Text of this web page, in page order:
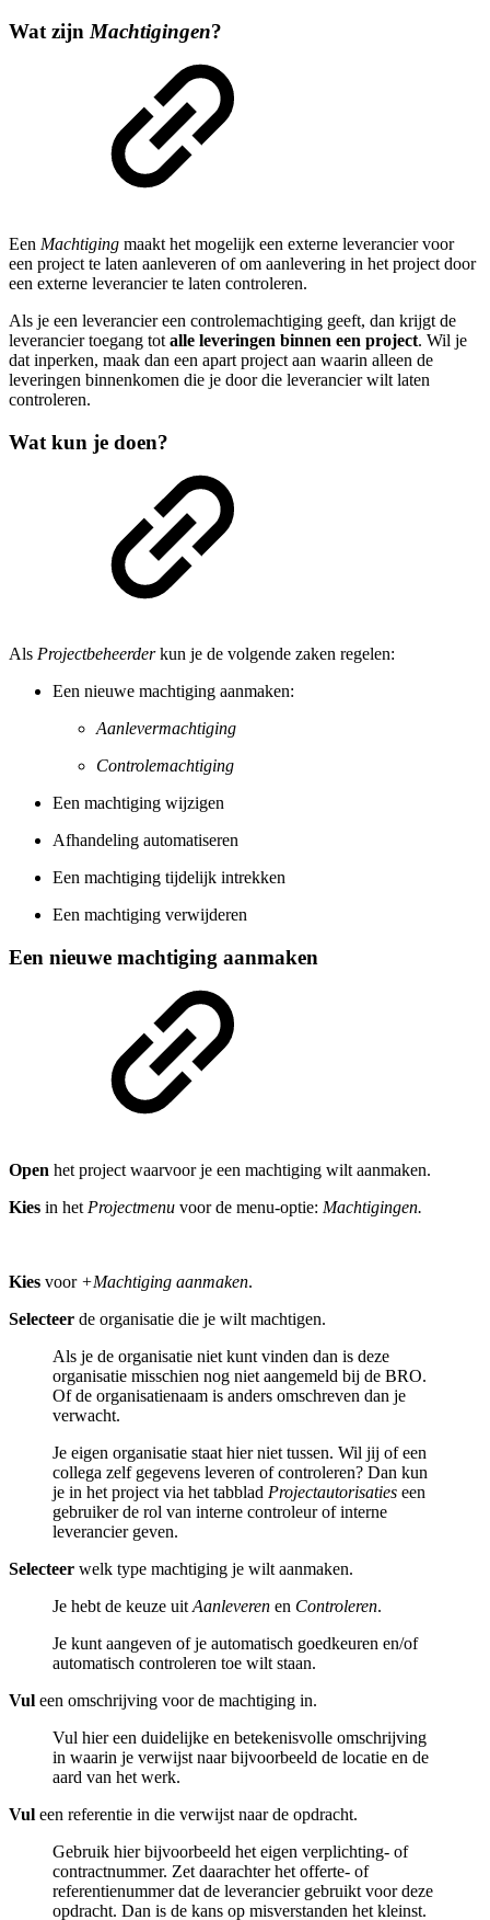
Wat zijnMachtigingen?
Een Machtiging maakt het mogelijk een externe leverancier voor
een project te laten aanleveren of om aanlevering in het project door
een externe leverancier te laten controleren.
Als je een leverancier een controlemachtiging geeft, dan krijgt de
leverancier toegang tot alle leveringen binnen een project. Wil je
dat inperken, maak dan een apart project aan waarin alleen de
leveringen binnenkomen die je door die leverancier wilt laten
controleren.
Wat kun je doen?
Als Projectbeheerderkun je de volgende zaken regelen:
Een nieuwe machtiging aanmaken:
Aanlevermachtiging
Controlemachtiging
Een machtiging wijzigen
Afhandeling automatiseren
Een machtiging tijdelijk intrekken
Een machtiging verwijderen
Een nieuwe machtiging aanmaken
Open het project waarvoor je een machtiging wilt aanmaken.
Kies in het Projectmenu voor de menu-optie: Machtigingen.
Kies voor +Machtiging aanmaken.
Selecteer de organisatie die je wilt machtigen.
Als je de organisatie niet kunt vinden dan is deze
organisatie misschien nog niet aangemeld bij de BRO.
Of de organisatienaam is anders omschreven dan je
verwacht.
Je eigen organisatie staat hier niet tussen. Wil jij of een
collega zelf gegevens leveren of controleren? Dan kun
je in het project via het tabblad Projectautorisaties een
gebruiker de rol van interne controleur of interne
leverancier geven.
Selecteer welk type machtiging je wilt aanmaken.
Je hebt de keuze uit Aanleveren en Controleren.
Je kunt aangeven of je automatisch goedkeuren en/of
automatisch controleren toe wilt staan.
Vul een omschrijving voor de machtiging in.
Vul hier een duidelijke en betekenisvolle omschrijving
in waarin je verwijst naar bijvoorbeeld de locatie en de
aard van het werk.
Vul een referentie in die verwijst naar de opdracht.
Gebruik hier bijvoorbeeld het eigen verplichting- of
contractnummer. Zet daarachter het offerte- of
referentienummer dat de leverancier gebruikt voor deze
opdracht. Dan is de kans op misverstanden het kleinst.